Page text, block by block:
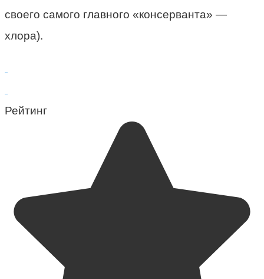
своего самого главного «консерванта» —
хлора).
Рейтинг